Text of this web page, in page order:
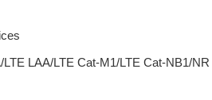
LAA/LTE Cat-M1/LTE Cat-NB1/